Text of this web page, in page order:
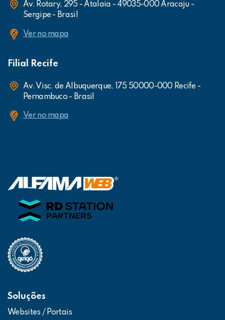
Av. Rotary, 295 - Atalaia - 49035-000 Aracaju -
Sergipe - Brasil
Ver no mapa
Filial Recife
Av. Visc. de Albuquerque, 175 50000-000 Recife -
Pernambuco - Brasil
Ver no mapa
Soluções
Websites / Portais